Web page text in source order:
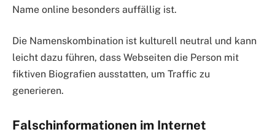
Name online besonders auffällig ist.
Die Namenskombination ist kulturell neutral und kann
leicht dazu führen, dass Webseiten die Person mit
fiktiven Biografien ausstatten, um Traffic zu
generieren.
Falschinformationen im Internet